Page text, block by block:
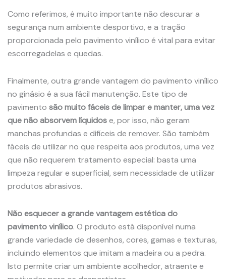
Como referimos, é muito importante não descurar a
segurança num ambiente desportivo, e a tração
proporcionada pelo pavimento vinílico é vital para evitar
escorregadelas e quedas.
Finalmente, outra grande vantagem do pavimento vinílico
no ginásio é a sua fácil manutenção. Este tipo de
pavimento são muito fáceis de limpar e manter, uma vez
que não absorvem líquidose, por isso, não geram
manchas profundas e difíceis de remover. São também
fáceis de utilizar no que respeita aos produtos, uma vez
que não requerem tratamento especial: basta uma
limpeza regular e superficial, sem necessidade de utilizar
produtos abrasivos.
Não esquecer a grande vantagem estética do
pavimento vinílico. O produto está disponível numa
grande variedade de desenhos, cores, gamas e texturas,
incluindo elementos que imitam a madeira ou a pedra.
Isto permite criar um ambiente acolhedor, atraente e